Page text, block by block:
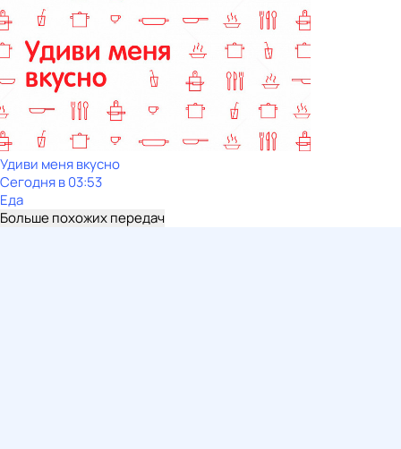
Удиви меня вкусно
Сегодня в 03:53
Еда
Больше похожих передач